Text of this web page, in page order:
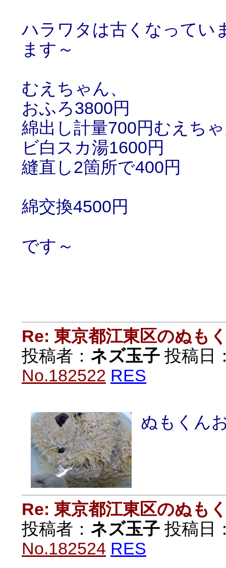
ハラワタは古くなってい
ます～
むえちゃん、
おふろ3800円
綿出し計量700円むえち
ビ白スカ湯1600円
縫直し2箇所で400円
綿交換4500円
です～
Re: 東京都江東区のぬも
投稿者： ネズ玉子 投稿日
No.182522 RES
ぬもくん
Re: 東京都江東区のぬも
投稿者： ネズ玉子 投稿日
No.182524 RES